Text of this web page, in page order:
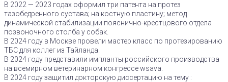
В 2022 — 2023 годах оформил три патента на протез
тазобедренного сустава; на костную пластину; метод
динамической стабилизации пояснично-крестцового отдела
позвоночного столба у собак.
В 2024 году в Москве провели мастер класс по протезированию
ТБС для коллег из Тайланда.
В 2024 году представили импланты российского производства
на всемирном ветеринарном конгрессе wsava.
В 2024 году защитил докторскую диссертацию на тему :